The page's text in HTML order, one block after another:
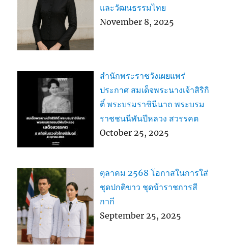
และวัฒนธรรมไทย
November 8, 2025
สำนักพระราชวังเผยแพร่
ประกาศ สมเด็จพระนางเจ้าสิริกิ
ติ์ พระบรมราชินีนาถ พระบรม
ราชชนนีพันปีหลวง สวรรคต
October 25, 2025
ตุลาคม 2568 โอกาสในการใส่
ชุดปกติขาว ชุดข้าราชการสี
กากี
September 25, 2025